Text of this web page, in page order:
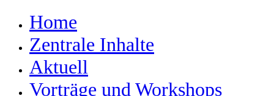
Home
Zentrale Inhalte
Aktuell
Vorträge und Workshops